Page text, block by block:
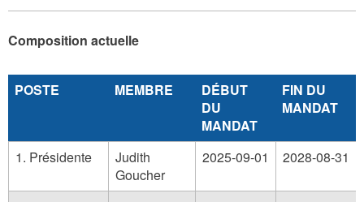
Composition actuelle
POSTE MEMBRE
DÉBUT
DU
MANDAT
FIN DU
MANDAT
1. Présidente
Judith
Goucher
2025-09-01 2028-08-31